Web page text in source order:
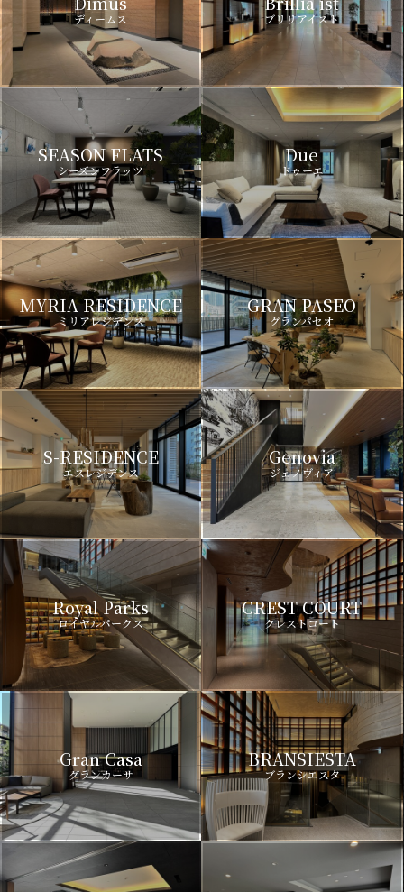
ディームス ブリリアイスト
SEASON FLATS
シーズンフラッツ
Due
ドゥーエ
MYRIA RESIDENCE
ミリアレジデンス
GRAN PASEO
グランパセオ
S-RESIDENCE
エスレジデンス
Genovia
ジェノヴィア
Royal Parks
ロイヤルパークス
CREST COURT
クレストコート
Gran Casa
グランカーサ
BRANSIESTA
ブランシエスタ